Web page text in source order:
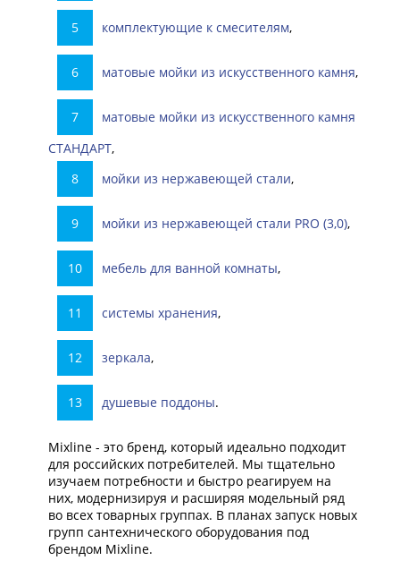
комплектующие к смесителям,
матовые мойки из искусственного камня,
матовые мойки из искусственного камня
СТАНДАРТ,
мойки из нержавеющей стали,
мойки из нержавеющей стали PRO (3,0),
мебель для ванной комнаты,
системы хранения,
зеркала,
душевые поддоны.
Mixline - это бренд, который идеально подходит
для российских потребителей. Мы тщательно
изучаем потребности и быстро реагируем на
них, модернизируя и расширяя модельный ряд
во всех товарных группах. В планах запуск новых
групп сантехнического оборудования под
брендом Mixline.